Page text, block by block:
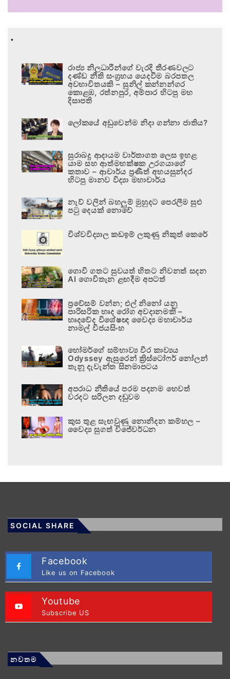
.
රාජ්‍ය නිලධාරීන්ගේ වැරදි තීරණවලට
දණ්ඩ නීති සංග්‍රහය යෙදවීම බරපතල
අවභාවිතයකි – සුනිල් කන්නන්ගර
කොළඹ, රත්නපුර, අම්පාර හිටපු මහ
දිසාපති
ලෝකයේ අඩුවෙන්ම නිදා ගන්නා ජාතිය?
සුරාබදු ආදායම වාර්තාගත ලෙස ඉහළ
යාම සහ ආත්මභක්ෂක උරගයාගේ
කතාව – ආචාර්ය ප්‍රණීත් අභයසුන්දර
හිටපු මානව විද්‍යා මහාචාර්ය
නැව් වලින් බහලුම් මුහුදට පෙරලීම සුළු
පටු දෙයක් නොවේ
විශ්වවිද්‍යාල කඩඉම් ලකුණු නිකුත් කෙරේ
ගොවි ගතට සුවයත් හිතට නිවනත් සදන
AI ගොවිතැන ළඟදීම අපටත්
ප්‍රවේසම් වන්න; එල් නිනෝ යනු
පාරිසරික හෘද රෝග අවදානමකි –
හෘදවේද විශේෂඥ වෛද්‍ය මහාචාර්ය
නාමල් විජයසිංහ
හෝමර්ගේ සම්භාව්‍ය වීර කාව්‍යය
Odyssey ඇසුරෙන් ක්‍රිස්ටෝෆර් නෝලන්
තැනූ දැවැන්ත සිනමාපටය
අපරාධ නීතියේ පරම පදනම හෙවත්
වරදට සරිලන දඬුවම
කුස තුළ සැඟවුණු නොනිදන කම්හල –
වෛද්‍ය සුගත් විජේවර්ධන
SOCIAL SHARE
Facebook
Like us on Facebook
Youtube
Subscribe US
නවතම